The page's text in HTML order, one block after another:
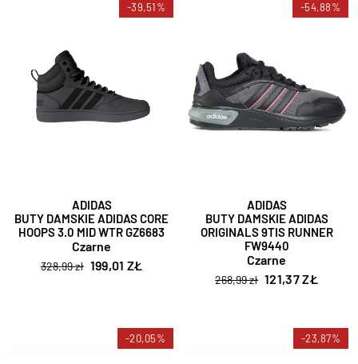
-39,51%
ADIDAS
BUTY DAMSKIE ADIDAS CORE
HOOPS 3.0 MID WTR GZ6683
Czarne
328,99 zł 199,01 ZŁ
-54,88%
ADIDAS
BUTY DAMSKIE ADIDAS
ORIGINALS 9TIS RUNNER
FW9440
Czarne
268,99 zł 121,37 ZŁ
-20,05% -23,87%